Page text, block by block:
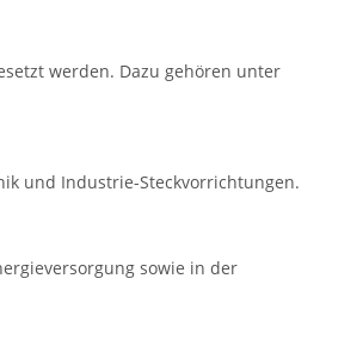
werden. Dazu gehören unter
und Industrie-Steckvorrichtungen.
sowie in der